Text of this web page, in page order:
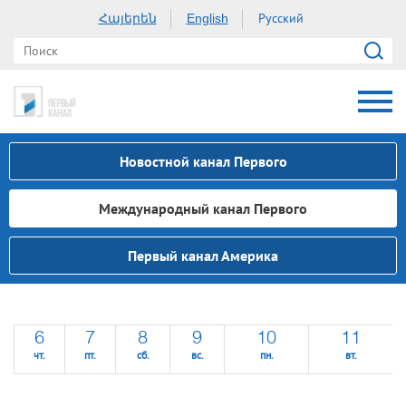
Հայերեն English Русский
Новостной канал Первого
Международный канал Первого
Первый канал Америка
6
чт.
7
пт.
8
сб.
9
вс.
10
пн.
11
вт.